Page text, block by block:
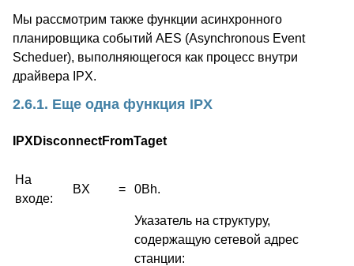
Мы рассмотрим также функции асинхронного
планировщика событий AES (Asynchronous Event
Scheduer), выполняющегося как процесс внутри
драйвера IPX.
2.6.1. Еще одна функция IPX
IPXDisconnectFromTaget
На
входе:
BX = 0Bh.
Указатель на структуру,
содержащую сетевой адрес
станции: